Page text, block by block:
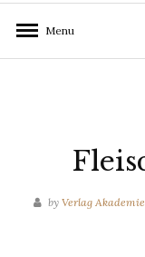
Menu
by Verlag